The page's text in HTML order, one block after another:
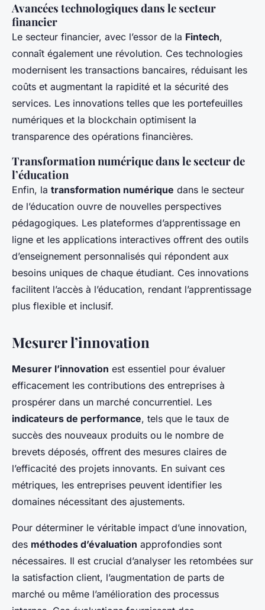
Avancées technologiques dans le secteur
financier
Le secteur financier, avec l’essor de la Fintech,
connaît également une révolution. Ces technologies
modernisent les transactions bancaires, réduisant les
coûts et augmentant la rapidité et la sécurité des
services. Les innovations telles que les portefeuilles
numériques et la blockchain optimisent la
transparence des opérations financières.
Transformation numérique dans le secteur de
l’éducation
Enfin, la transformation numérique dans le secteur
de l’éducation ouvre de nouvelles perspectives
pédagogiques. Les plateformes d’apprentissage en
ligne et les applications interactives offrent des outils
d’enseignement personnalisés qui répondent aux
besoins uniques de chaque étudiant. Ces innovations
facilitent l’accès à l’éducation, rendant l’apprentissage
plus flexible et inclusif.
Mesurer l’innovation
Mesurer l’innovation est essentiel pour évaluer
efficacement les contributions des entreprises à
prospérer dans un marché concurrentiel. Les
indicateurs de performance, tels que le taux de
succès des nouveaux produits ou le nombre de
brevets déposés, offrent des mesures claires de
l’efficacité des projets innovants. En suivant ces
métriques, les entreprises peuvent identifier les
domaines nécessitant des ajustements.
Pour déterminer le véritable impact d’une innovation,
des méthodes d’évaluation approfondies sont
nécessaires. Il est crucial d’analyser les retombées sur
la satisfaction client, l’augmentation de parts de
marché ou même l’amélioration des processus